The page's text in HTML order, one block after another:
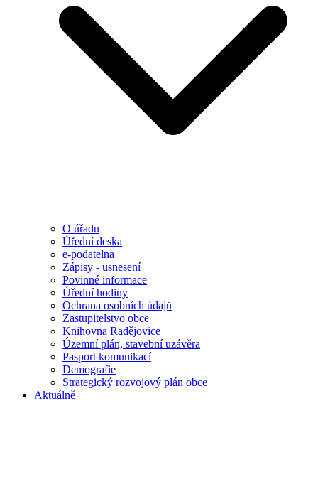
O úřadu
Úřední deska
e-podatelna
Zápisy - usnesení
Povinné informace
Úřední hodiny
Ochrana osobních údajů
Zastupitelstvo obce
Knihovna Radějovice
Územní plán, stavební uzávěra
Pasport komunikací
Demografie
Strategický rozvojový plán obce
Aktuálně